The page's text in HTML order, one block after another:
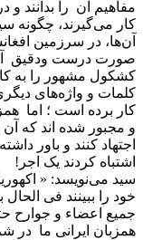
مفاهیم آن را بدانند و
کار می‌گیرند، چگونه
آن‌ها، در سرزمین
صورت درست ودقیق آن،
کشکول مشهور را به
کلمات و واژه‌های
کار برده است ؛ اما
و مجبور شده اند که
اجتهاد کنند و باور
اشتباه کردند یک اجر!
سید می‌نویسد: «
خود را ببینند فی
جمیع اعضاء و جوارح
همزبان ایرانی ما